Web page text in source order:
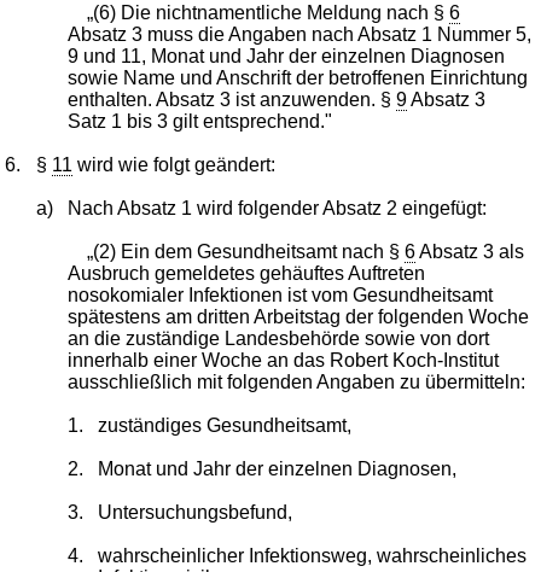
„(6) Die nichtnamentliche Meldung nach § 6
Absatz 3 muss die Angaben nach Absatz 1 Nummer 5,
9 und 11, Monat und Jahr der einzelnen Diagnosen
sowie Name und Anschrift der betroffenen Einrichtung
enthalten. Absatz 3 ist anzuwenden. § 9Absatz 3
Satz 1 bis 3 gilt entsprechend."
6. § 11 wird wie folgt geändert:
a) Nach Absatz 1 wird folgender Absatz 2 eingefügt:
„(2) Ein dem Gesundheitsamt nach § 6Absatz 3 als
Ausbruch gemeldetes gehäuftes Auftreten
nosokomialer Infektionen ist vom Gesundheitsamt
spätestens am dritten Arbeitstag der folgenden Woche
an die zuständige Landesbehörde sowie von dort
innerhalb einer Woche an das Robert Koch-Institut
ausschließlich mit folgenden Angaben zu übermitteln:
1. zuständiges Gesundheitsamt,
2. Monat und Jahr der einzelnen Diagnosen,
3. Untersuchungsbefund,
4.
wahrscheinlicher Infektionsweg, wahrscheinliches